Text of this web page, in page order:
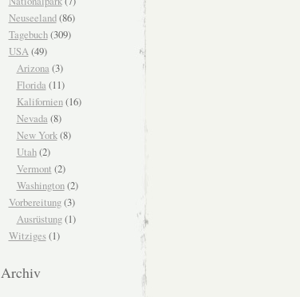
Neuseeland(86)
Tagebuch(309)
USA(49)
Arizona(3)
Florida(11)
Kalifornien(16)
Nevada(8)
New York(8)
Utah(2)
Vermont (2)
Washington(2)
Vorbereitung(3)
Ausrüstung(1)
Witziges(1)
Archiv